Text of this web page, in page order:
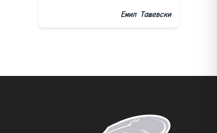
Емил Ташевски